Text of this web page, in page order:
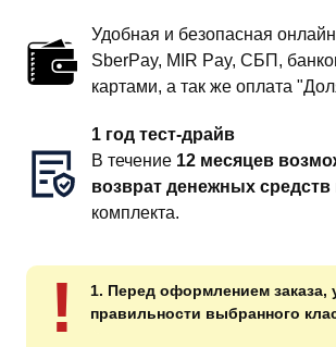
Удобная и безопасная
SberPay, MIR Pay, СБП,
картами, а так же оплата
1 год тест-драйв
В течение 12 месяцев
возврат денежных средств
комплекта.
!
1. Перед оформлением заказа,
правильности выбранного